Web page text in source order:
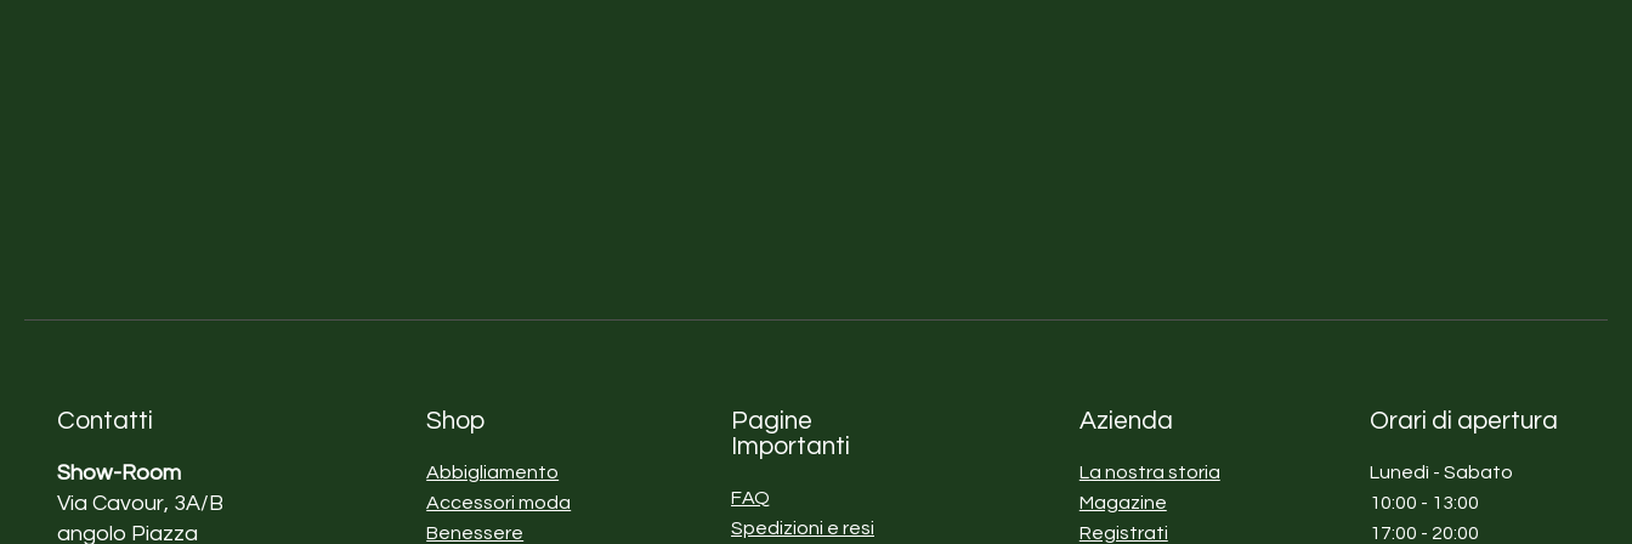
Contatti
Show-Room
Via Cavour, 3A/B
angolo Piazza
Shop
Abbigliamento
Accessori moda
Benessere
Pagine
Importanti
FAQ
Spedizioni e resi
Azienda
La nostra storia
Magazine
Registrati
Orari di apertura
Lunedì - Sabato
10:00 - 13:00
17:00 - 20:00